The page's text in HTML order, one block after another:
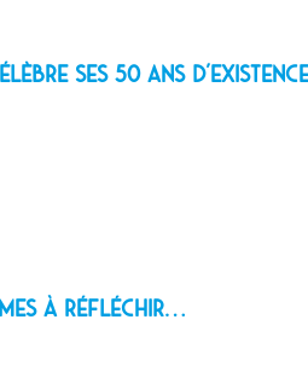
ses 50 ans
À réfléchir…